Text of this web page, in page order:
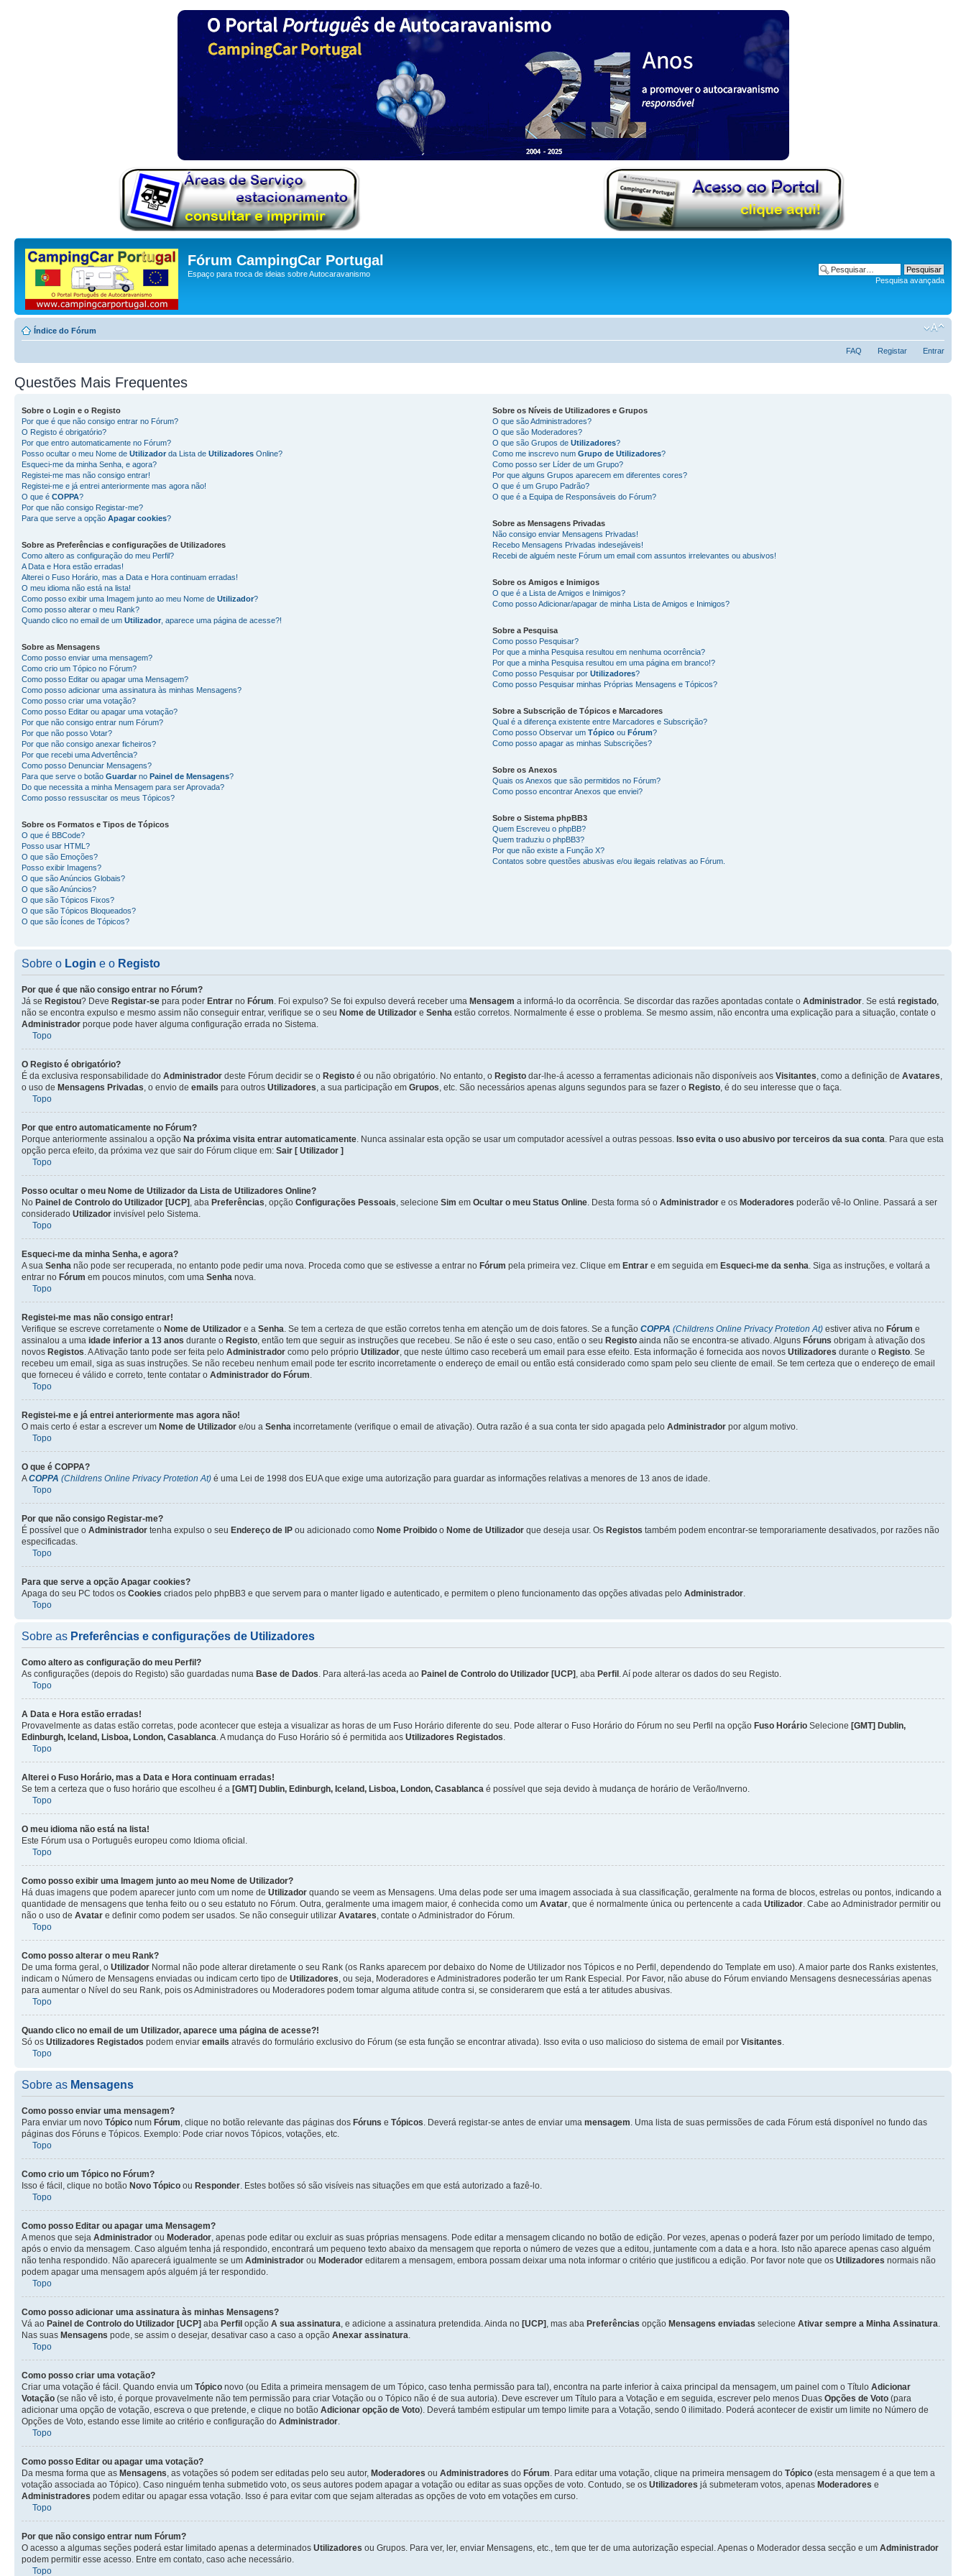
Fórum CampingCar Portugal
Espaço para troca de ideias sobre Autocaravanismo
Pesquisa avançada
Índice do Fórum
FAQ Registar Entrar
Questões Mais Frequentes
Sobre o Login e o Registo
Por que é que não consigo entrar no Fórum?
O Registo é obrigatório?
Por que entro automaticamente no Fórum?
Posso ocultar o meu Nome de Utilizador da Lista de Utilizadores Online?
Esqueci-me da minha Senha, e agora?
Registei-me mas não consigo entrar!
Registei-me e já entrei anteriormente mas agora não!
O que é COPPA?
Por que não consigo Registar-me?
Para que serve a opção Apagar cookies?
Sobre as Preferências e configurações de Utilizadores
Como altero as configuração do meu Perfil?
A Data e Hora estão erradas!
Alterei o Fuso Horário, mas a Data e Hora continuam erradas!
O meu idioma não está na lista!
Como posso exibir uma Imagem junto ao meu Nome de Utilizador?
Como posso alterar o meu Rank?
Quando clico no email de um Utilizador , aparece uma página de acesse?!
Sobre as Mensagens
Como posso enviar uma mensagem?
Como crio um Tópico no Fórum?
Como posso Editar ou apagar uma Mensagem?
Como posso adicionar uma assinatura às minhas Mensagens?
Como posso criar uma votação?
Como posso Editar ou apagar uma votação?
Por que não consigo entrar num Fórum?
Por que não posso Votar?
Por que não consigo anexar ficheiros?
Por que recebi uma Advertência?
Como posso Denunciar Mensagens?
Para que serve o botão Guardar no Painel de Mensagens?
Do que necessita a minha Mensagem para ser Aprovada?
Como posso ressuscitar os meus Tópicos?
Sobre os Formatos e Tipos de Tópicos
O que é BBCode?
Posso usar HTML?
O que são Emoções?
Posso exibir Imagens?
O que são Anúncios Globais?
O que são Anúncios?
O que são Tópicos Fixos?
O que são Tópicos Bloqueados?
O que são Ícones de Tópicos?
Sobre os Níveis de Utilizadorese Grupos
O que são Administradores?
O que são Moderadores?
O que são Grupos de Utilizadores?
Como me inscrevo num Grupo de Utilizadores?
Como posso ser Líder de um Grupo?
Por que alguns Grupos aparecem em diferentes cores?
O que é um Grupo Padrão?
O que é a Equipa de Responsáveis do Fórum?
Sobre as Mensagens Privadas
Não consigo enviar Mensagens Privadas!
Recebo Mensagens Privadas indesejáveis!
Recebi de alguém neste Fórum um email com assuntos irrelevantes ou abusivos!
Sobre os Amigose Inimigos
O que é a Lista de Amigos e Inimigos?
Como posso Adicionar/apagar de minha Lista de Amigos e Inimigos?
Sobre a Pesquisa
Como posso Pesquisar?
Por que a minha Pesquisa resultou em nenhuma ocorrência?
Por que a minha Pesquisa resultou em uma página em branco!?
Como posso Pesquisar por Utilizadores?
Como posso Pesquisar minhas Próprias Mensagens e Tópicos?
Sobre a Subscrição de Tópicose Marcadores
Qual é a diferença existente entre Marcadores e Subscrição?
Como posso Observar um Tópicoou Fórum?
Como posso apagar as minhas Subscrições?
Sobre os Anexos
Quais os Anexos que são permitidos no Fórum?
Como posso encontrar Anexos que enviei?
Sobre o Sistema phpBB3
Quem Escreveu o phpBB?
Quem traduziu o phpBB3?
Por que não existe a Função X?
Contatos sobre questões abusivas e/ou ilegais relativas ao Fórum.
Sobre o Login e o Registo
Por que é que não consigo entrar no Fórum?
Já se Registou? Deve Registar-se para poder Entrar no Fórum. Foi expulso? Se foi expulso deverá receber uma Mensagem a informá-lo da ocorrência. Se discordar das razões apontadas contate o Administrador. Se está registado,
não se encontra expulso e mesmo assim não conseguir entrar, verifique se o seu Nome de Utilizador e Senha estão corretos. Normalmente é esse o problema. Se mesmo assim, não encontra uma explicação para a situação, contate o
Administrador porque pode haver alguma configuração errada no Sistema.
Topo
O Registo é obrigatório?
É da exclusiva responsabilidade do Administrador deste Fórum decidir se o Registo é ou não obrigatório. No entanto, o Registo dar-lhe-á acesso a ferramentas adicionais não disponíveis aos Visitantes, como a definição de Avatares,
o uso de Mensagens Privadas, o envio de emails para outros Utilizadores, a sua participação em Grupos, etc. São necessários apenas alguns segundos para se fazer o Registo, é do seu interesse que o faça.
Topo
Por que entro automaticamente no Fórum?
Porque anteriormente assinalou a opção Na próxima visita entrar automaticamente. Nunca assinalar esta opção se usar um computador acessível a outras pessoas. Isso evita o uso abusivo por terceiros da sua conta. Para que esta
opção perca efeito, da próxima vez que sair do Fórum clique em: Sair [ Utilizador ]
Topo
Posso ocultar o meu Nome de Utilizador da Lista de Utilizadores Online?
No Painel de Controlo do Utilizador [UCP] , aba Preferências, opção Configurações Pessoais, selecione Sim em Ocultar o meu Status Online. Desta forma só o Administrador e os Moderadores poderão vê-lo Online. Passará a ser
considerado Utilizador invisível pelo Sistema.
Topo
Esqueci-me da minha Senha, e agora?
A sua Senha não pode ser recuperada, no entanto pode pedir uma nova. Proceda como que se estivesse a entrar no Fórum pela primeira vez. Clique em Entrar e em seguida em Esqueci-me da senha. Siga as instruções, e voltará a
entrar no Fórum em poucos minutos, com uma Senha nova.
Topo
Registei-me mas não consigo entrar!
Verifique se escreve corretamente o Nome de Utilizador e a Senha. Se tem a certeza de que estão corretos tenha em atenção um de dois fatores. Se a função COPPA (Childrens Online Privacy Protetion At) estiver ativa no Fórum e
assinalou a uma idade inferior a 13 anos durante o Registo, então tem que seguir as instruções que recebeu. Se não é este o seu caso, então o seu Registo ainda não se encontra-se ativado. Alguns Fóruns obrigam à ativação dos
novos Registos. A Ativação tanto pode ser feita pelo Administrador como pelo próprio Utilizador, que neste último caso receberá um email para esse efeito. Esta informação é fornecida aos novos Utilizadores durante o Registo. Se
recebeu um email, siga as suas instruções. Se não recebeu nenhum email pode ter escrito incorretamente o endereço de email ou então está considerado como spam pelo seu cliente de email. Se tem certeza que o endereço de email
que forneceu é válido e correto, tente contatar o Administrador do Fórum.
Topo
Registei-me e já entrei anteriormente mas agora não!
O mais certo é estar a escrever um Nome de Utilizador e/ou a Senha incorretamente (verifique o email de ativação). Outra razão é a sua conta ter sido apagada pelo Administrador por algum motivo.
Topo
O que é COPPA?
ACOPPA (Childrens Online Privacy Protetion At) é uma Lei de 1998 dos EUA que exige uma autorização para guardar as informações relativas a menores de 13 anos de idade.
Topo
Por que não consigo Registar-me?
É possível que o Administrador tenha expulso o seu Endereço de IP ou adicionado como Nome Proibido o Nome de Utilizador que deseja usar. Os Registos também podem encontrar-se temporariamente desativados, por razões não
especificadas.
Topo
Para que serve a opção Apagar cookies?
Apaga do seu PC todos os Cookies criados pelo phpBB3 e que servem para o manter ligado e autenticado, e permitem o pleno funcionamento das opções ativadas pelo Administrador.
Topo
Sobre as Preferências e configurações de Utilizadores
Como altero as configuração do meu Perfil?
As configurações (depois do Registo) são guardadas numa Base de Dados. Para alterá-las aceda ao Painel de Controlo do Utilizador [UCP] , aba Perfil . Aí pode alterar os dados do seu Registo.
Topo
A Data e Hora estão erradas!
Provavelmente as datas estão corretas, pode acontecer que esteja a visualizar as horas de um Fuso Horário diferente do seu. Pode alterar o Fuso Horário do Fórum no seu Perfil na opção Fuso Horário Selecione [GMT] Dublin,
Edinburgh, Iceland, Lisboa, London, Casablanca. A mudança do Fuso Horário só é permitida aos Utilizadores Registados.
Topo
Alterei o Fuso Horário, mas a Data e Hora continuam erradas!
Se tem a certeza que o fuso horário que escolheu é a [GMT] Dublin, Edinburgh, Iceland, Lisboa, London, Casablanca é possível que seja devido à mudança de horário de Verão/Inverno.
Topo
O meu idioma não está na lista!
Este Fórum usa o Português europeu como Idioma oficial.
Topo
Como posso exibir uma Imagem junto ao meu Nome de Utilizador?
Há duas imagens que podem aparecer junto com um nome de Utilizador quando se veem as Mensagens. Uma delas pode ser uma imagem associada à sua classificação, geralmente na forma de blocos, estrelas ou pontos, indicando a
quantidade de mensagens que tenha feito ou o seu estatuto no Fórum. Outra, geralmente uma imagem maior, é conhecida como um Avatar, que é normalmente única ou pertencente a cada Utilizador. Cabe ao Administrador permitir ou
não o uso de Avatar e definir como podem ser usados. Se não conseguir utilizar Avatares, contate o Administrador do Fórum.
Topo
Como posso alterar o meu Rank?
De uma forma geral, o Utilizador Normal não pode alterar diretamente o seu Rank (os Ranks aparecem por debaixo do Nome de Utilizador nos Tópicos e no Perfil, dependendo do Template em uso). A maior parte dos Ranks existentes,
indicam o Número de Mensagens enviadas ou indicam certo tipo de Utilizadores, ou seja, Moderadores e Administradores poderão ter um Rank Especial. Por Favor, não abuse do Fórum enviando Mensagens desnecessárias apenas
para aumentar o Nível do seu Rank, pois os Administradores ou Moderadores podem tomar alguma atitude contra si, se considerarem que está a ter atitudes abusivas.
Topo
Quando clico no email de um Utilizador, aparece uma página de acesse?!
Só os Utilizadores Registados podem enviar emails através do formulário exclusivo do Fórum (se esta função se encontrar ativada). Isso evita o uso malicioso do sistema de email por Visitantes.
Topo
Sobre as Mensagens
Como posso enviar uma mensagem?
Para enviar um novo Tópico num Fórum, clique no botão relevante das páginas dos Fóruns e Tópicos. Deverá registar-se antes de enviar uma mensagem. Uma lista de suas permissões de cada Fórum está disponível no fundo das
páginas dos Fóruns e Tópicos. Exemplo: Pode criar novos Tópicos, votações, etc.
Topo
Como crio um Tópico no Fórum?
Isso é fácil, clique no botão Novo Tópico ou Responder. Estes botões só são visíveis nas situações em que está autorizado a fazê-lo.
Topo
Como posso Editar ou apagar uma Mensagem?
A menos que seja Administrador ou Moderador, apenas pode editar ou excluir as suas próprias mensagens. Pode editar a mensagem clicando no botão de edição. Por vezes, apenas o poderá fazer por um período limitado de tempo,
após o envio da mensagem. Caso alguém tenha já respondido, encontrará um pequeno texto abaixo da mensagem que reporta o número de vezes que a editou, juntamente com a data e a hora. Isto não aparece apenas caso alguém
não tenha respondido. Não aparecerá igualmente se um Administrador ou Moderador editarem a mensagem, embora possam deixar uma nota informar o critério que justificou a edição. Por favor note que os Utilizadores normais não
podem apagar uma mensagem após alguém já ter respondido.
Topo
Como posso adicionar uma assinatura às minhas Mensagens?
Vá ao Painel de Controlo do Utilizador [UCP] aba Perfil opção A sua assinatura, e adicione a assinatura pretendida. Ainda no [UCP] , mas aba Preferências opção Mensagens enviadas selecione Ativar sempre a Minha Assinatura.
Nas suas Mensagens pode, se assim o desejar, desativar caso a caso a opção Anexar assinatura.
Topo
Como posso criar uma votação?
Criar uma votação é fácil. Quando envia um Tópico novo (ou Edita a primeira mensagem de um Tópico, caso tenha permissão para tal), encontra na parte inferior à caixa principal da mensagem, um painel com o Título Adicionar
Votação (se não vê isto, é porque provavelmente não tem permissão para criar Votação ou o Tópico não é de sua autoria). Deve escrever um Título para a Votação e em seguida, escrever pelo menos Duas Opções de Voto (para
adicionar uma opção de votação, escreva o que pretende, e clique no botão Adicionar opção de Voto). Deverá também estipular um tempo limite para a Votação, sendo 0 ilimitado. Poderá acontecer de existir um limite no Número de
Opções de Voto, estando esse limite ao critério e configuração do Administrador.
Topo
Como posso Editar ou apagar uma votação?
Da mesma forma que as Mensagens, as votações só podem ser editadas pelo seu autor, Moderadores ou Administradores do Fórum. Para editar uma votação, clique na primeira mensagem do Tópico (esta mensagem é a que tem a
votação associada ao Tópico). Caso ninguém tenha submetido voto, os seus autores podem apagar a votação ou editar as suas opções de voto. Contudo, se os Utilizadores já submeteram votos, apenas Moderadores e
Administradores podem editar ou apagar essa votação. Isso é para evitar com que sejam alteradas as opções de voto em votações em curso.
Topo
Por que não consigo entrar num Fórum?
O acesso a algumas seções poderá estar limitado apenas a determinados Utilizadores ou Grupos. Para ver, ler, enviar Mensagens, etc., tem que ter de uma autorização especial. Apenas o Moderador dessa secção e um Administrador
podem permitir esse acesso. Entre em contato, caso ache necessário.
Topo